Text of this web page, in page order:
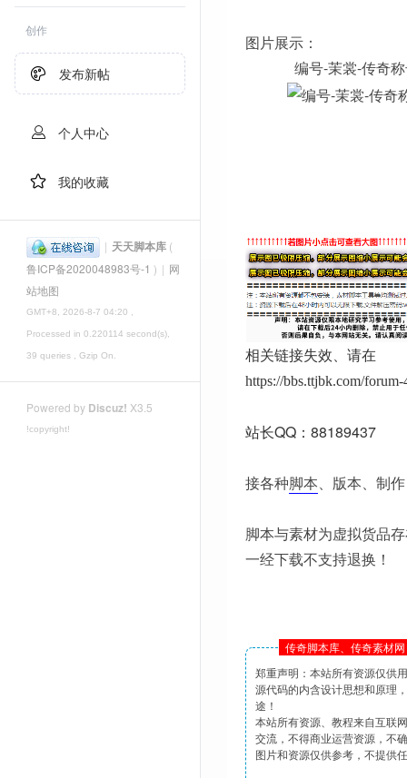
创作
发布新帖
个人中心
我的收藏
| 天天脚本库 (
鲁ICP备2020048983号-1 ) | 网
站地图
GMT+8, 2026-8-7 04:20 ,
Processed in 0.220114 second(s),
39 queries , Gzip On.
Powered by Discuz! X3.5
!copyright!
图片展示：
编号-茉裳-传奇
相关链接失效、请在
https://bbs.ttjbk.com/
站长QQ：88189437
接各种脚本、版本、制
脚本与素材为虚拟货品
一经下载不支持退换！
传奇脚本库、传奇素材
郑重声明：本站所有资源仅供
源代码的内含设计思想和原理
途！
本站所有资源、教程来自互联
交流，不得商业运营资源，不
图片和资源仅供参考，不提供